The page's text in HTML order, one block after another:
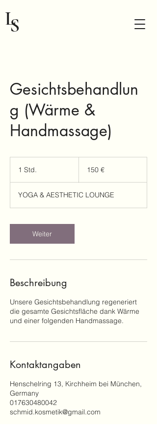
L
S
LIDA SCHMID
Gesichtsbehandlun
g (Wärme &
Handmassage)
1 Std.
d
150 €
YOGA & AESTHETIC LOUNGE
Weiter
Beschreibung
Unsere Gesichtsbehandlung regeneriert
die gesamte Gesichtsfläche dank Wärme
und einer folgenden Handmassage.
Kontaktangaben
Henschelring 13, Kirchheim bei München,
Germany
017630480042
schmid.kosmetik@gmail.com